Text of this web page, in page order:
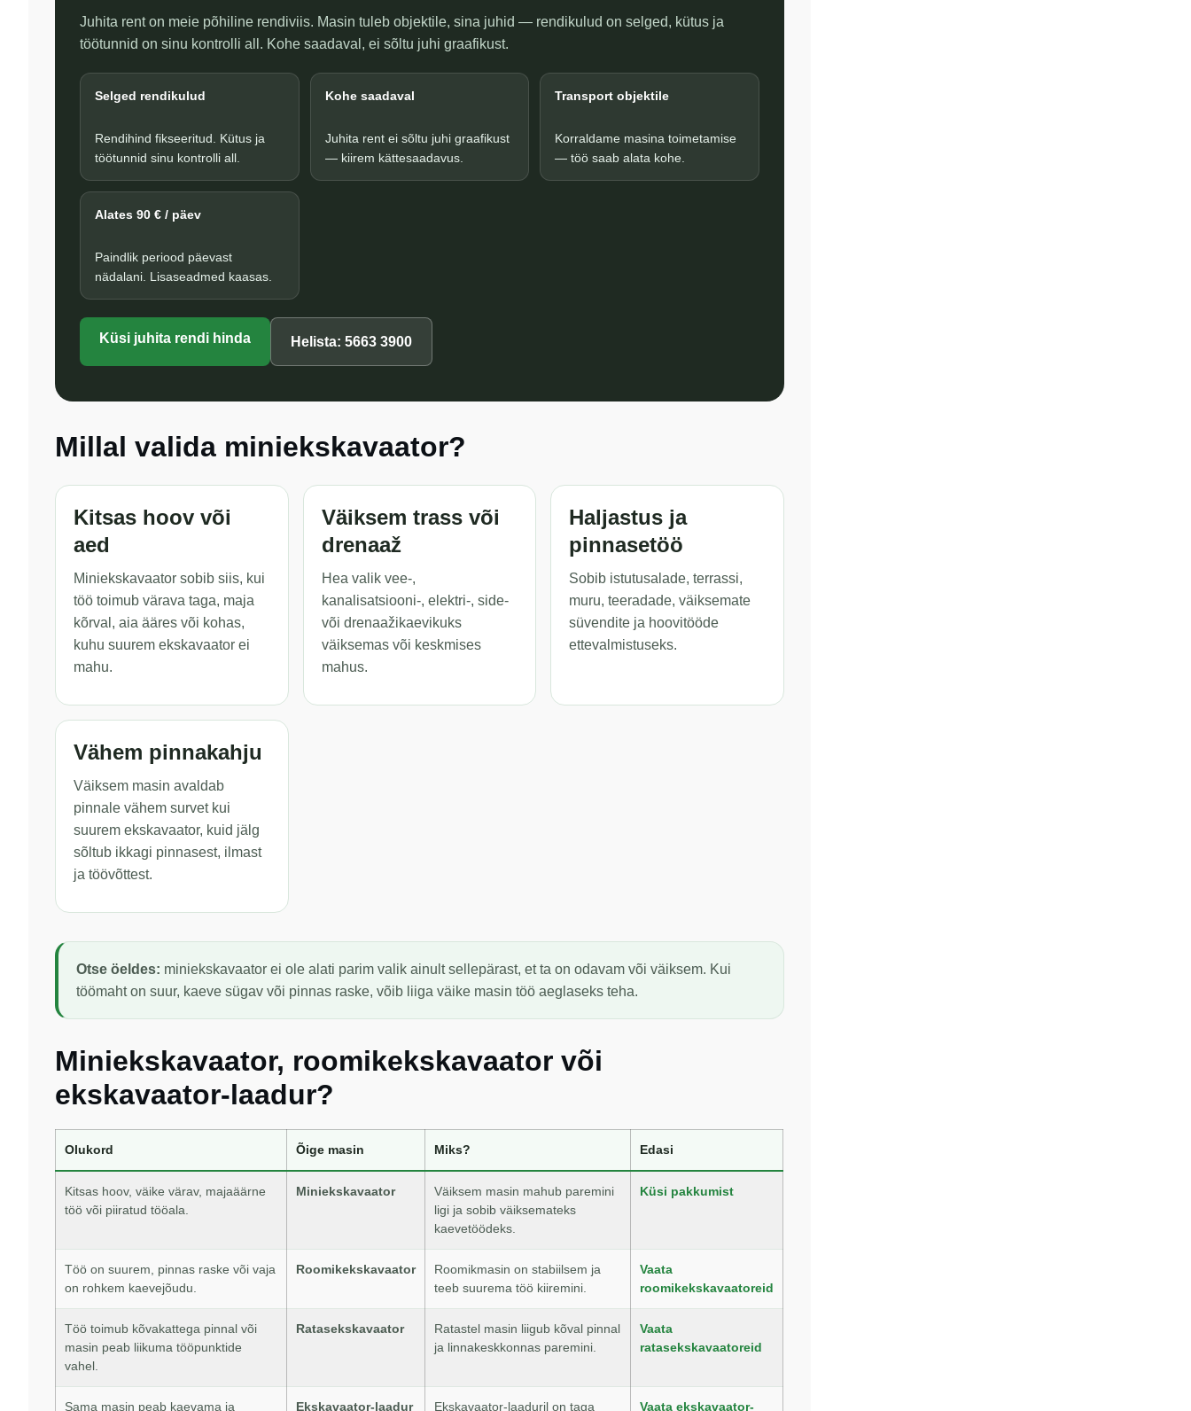
Juhita rent on meie põhiline rendiviis. Masin tuleb objektile, sina juhid — rendikulud on selged, kütus ja
töötunnid on sinu kontrolli all. Kohe saadaval, ei sõltu juhi graafikust.
Selged rendikulud
Rendihind fikseeritud. Kütus ja
töötunnid sinu kontrolli all.
Kohe saadaval
Juhita rent ei sõltu juhi graafikust
— kiirem kättesaadavus.
Transport objektile
Korraldame masina toimetamise
— töö saab alata kohe.
Alates 90 € / päev
Paindlik periood päevast
nädalani. Lisaseadmed kaasas.
Küsi juhita rendi hinda Helista: 5663 3900
Millal valida miniekskavaator?
Kitsas hoov või
aed
Miniekskavaator sobib siis, kui
töö toimub värava taga, maja
kõrval, aia ääres või kohas,
kuhu suurem ekskavaator ei
mahu.
Väiksem trass või
drenaaž
Hea valik vee-,
kanalisatsiooni-, elektri-, side-
või drenaažikaevikuks
väiksemas või keskmises
mahus.
Haljastus ja
pinnasetöö
Sobib istutusalade, terrassi,
muru, teeradade, väiksemate
süvendite ja hoovitööde
ettevalmistuseks.
Vähem pinnakahju
Väiksem masin avaldab
pinnale vähem survet kui
suurem ekskavaator, kuid jälg
sõltub ikkagi pinnasest, ilmast
ja töövõttest.
Otse öeldes: miniekskavaator ei ole alati parim valik ainult sellepärast, et ta on odavam või väiksem. Kui
töömaht on suur, kaeve sügav või pinnas raske, võib liiga väike masin töö aeglaseks teha.
Miniekskavaator, roomikekskavaator või
ekskavaator-laadur?
Olukord Õige masin Miks? Edasi
Kitsas hoov, väike värav, majaäärne
töö või piiratud tööala.
Miniekskavaator
Väiksem masin mahub paremini
ligi ja sobib väiksemateks
kaevetöödeks.
Küsi pakkumist
Töö on suurem, pinnas raske või vaja
on rohkem kaevejõudu.
Roomikekskavaator
Roomikmasin on stabiilsem ja
teeb suurema töö kiiremini.
Vaata
roomikekskavaatoreid
Töö toimub kõvakattega pinnal või
masin peab liikuma tööpunktide
vahel.
Ratasekskavaator
Ratastel masin liigub kõval pinnal
ja linnakeskkonnas paremini.
Vaata
ratasekskavaatoreid
Sama masin peab kaevama ja Ekskavaator-laadur Ekskavaator-laaduril on taga Vaata ekskavaator-